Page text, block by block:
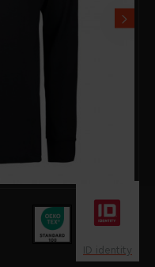
ID identity